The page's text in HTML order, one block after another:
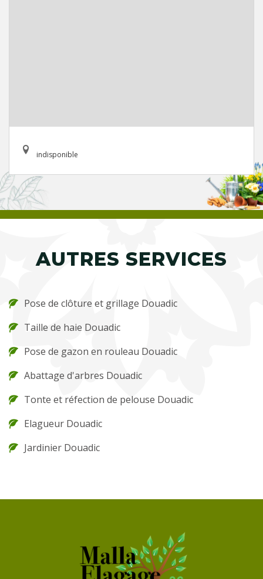
indisponible
AUTRES SERVICES
Pose de clôture et grillage Douadic
Taille de haie Douadic
Pose de gazon en rouleau Douadic
Abattage d'arbres Douadic
Tonte et réfection de pelouse Douadic
Elagueur Douadic
Jardinier Douadic